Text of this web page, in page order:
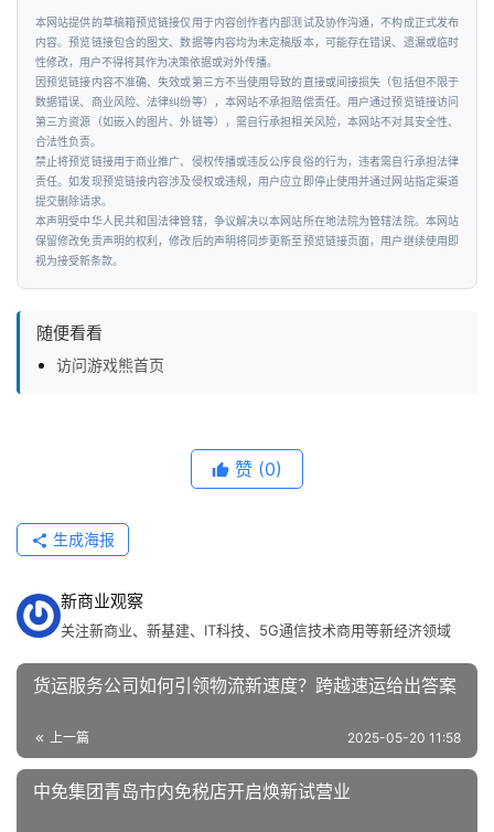
察
新
科
技
投
融
资
人
&
出
行
业
资
本网站提供的草稿箱预览链接仅用于内容创作者内部测试及协作沟通，不构成正式发布
内容。预览链接包含的图文、数据等内容均为未定稿版本，可能存在错误、遗漏或临时
性修改，用户不得将其作为决策依据或对外传播。
因预览链接内容不准确、失效或第三方不当使用导致的直接或间接损失（包括但不限于
数据错误、商业风险、法律纠纷等），本网站不承担赔偿责任。用户通过预览链接访问
第三方资源（如嵌入的图片、外链等），需自行承担相关风险，本网站不对其安全性、
合法性负责。
禁止将预览链接用于商业推广、侵权传播或违反公序良俗的行为，违者需自行承担法律
责任。如发现预览链接内容涉及侵权或违规，用户应立即停止使用并通过网站指定渠道
提交删除请求。
本声明受中华人民共和国法律管辖，争议解决以本网站所在地法院为管辖法院。本网站
保留修改免责声明的权利，修改后的声明将同步更新至预览链接页面，用户继续使用即
视为接受新条款。
随便看看
访问游戏熊首页
赞 (0)
生成海报
新商业观察
关注新商业、新基建、IT科技、5G通信技术商用等新经济领域
货运服务公司如何引领物流新速度？跨越速运给出答案
上一篇 2025-05-20 11:58
中免集团青岛市内免税店开启焕新试营业